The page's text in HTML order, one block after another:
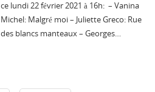
ce lundi 22 février 2021 à 16h: – Vanina
Michel: Malgré moi – Juliette Greco: Rue
des blancs manteaux – Georges…